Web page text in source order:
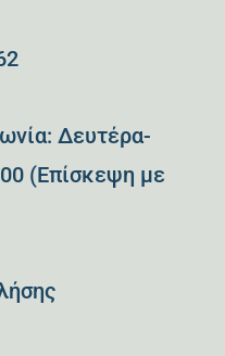
Δευτέρα-
(Επίσκεψη με